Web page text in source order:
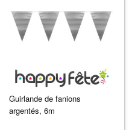
Guirlande de fanions
argentés, 6m